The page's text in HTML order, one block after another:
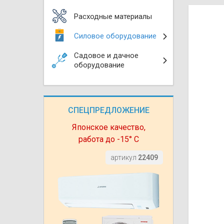
Расходные материалы
Силовое оборудование
Садовое и дачное
оборудование
СПЕЦПРЕДЛОЖЕНИЕ
Японское качество,
работа до -15° С
артикул 22409
Моноблоки
VRF
Компрессорно-
Чиллеры
Сушилки для рук
Бензотриммеры
Газонокосилки
Газонокосилки
Измельчители